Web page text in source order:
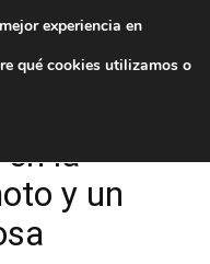
la
y un
experiencia en
qué cookies utilizamos o